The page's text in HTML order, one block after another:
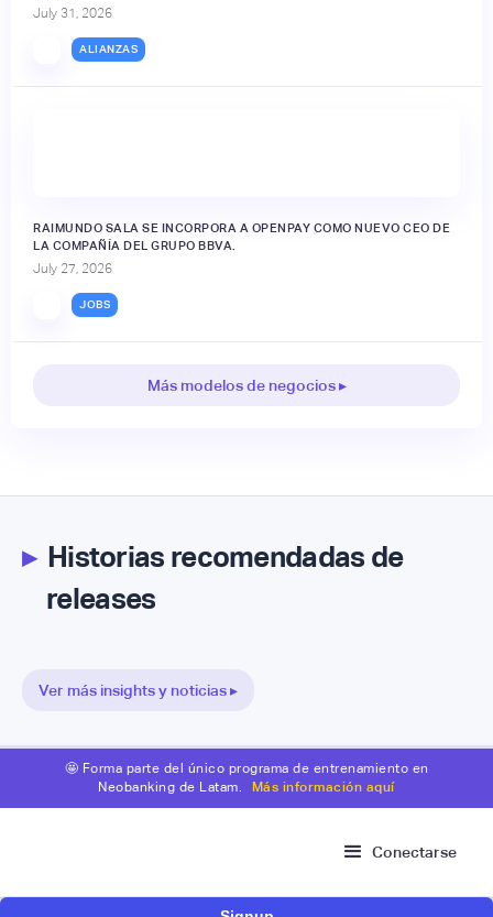
July 31, 2026
ALIANZAS
RAIMUNDO SALA SE INCORPORA A OPENPAY COMO NUEVO CEO DE
LA COMPAÑÍA DEL GRUPO BBVA.
July 27, 2026
JOBS
Más modelos de negocios ▸
▸Historias recomendadas de
releases
Ver más insights y noticias ▸
🤩 Forma parte del único programa de entrenamiento en
Neobanking de Latam.
Más información aquí
Conectarse